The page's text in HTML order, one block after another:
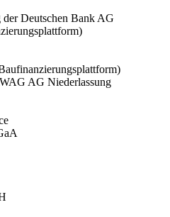
der Deutschen Bank AG
AG Niederlassung